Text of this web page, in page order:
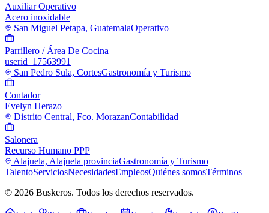
Auxiliar Operativo
Acero inoxidable
San Miguel Petapa, GuatemalaOperativo
Parrillero / Área De Cocina
userid_17563991
San Pedro Sula, CortesGastronomía y Turismo
Contador
Evelyn Herazo
Distrito Central, Fco. MorazanContabilidad
Salonera
Recurso Humano PPP
Alajuela, Alajuela provinciaGastronomía y Turismo
TalentoServiciosNecesidadesEmpleosQuiénes somosTérminos
© 2026 Buskeros. Todos los derechos reservados.